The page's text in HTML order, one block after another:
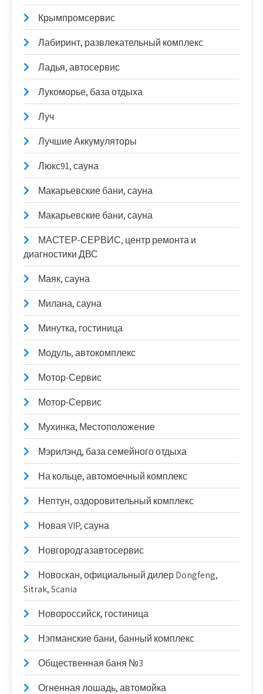
Крымпромсервис
Лабиринт, развлекательный комплекс
Ладья, автосервис
Лукоморье, база отдыха
Луч
Лучшие Аккумуляторы
Люкс91, сауна
Макарьевские бани, сауна
Макарьевские бани, сауна
МАСТЕР-СЕРВИС, центр ремонта и
диагностики ДВС
Маяк, сауна
Милана, сауна
Минутка, гостиница
Модуль, автокомплекс
Мотор-Сервис
Мотор-Сервис
Мухинка, Местоположение
Мэрилэнд, база семейного отдыха
На кольце, автомоечный комплекс
Нептун, оздоровительный комплекс
Новая VIP, сауна
Новгородгазавтосервис
Новоcкан, официальный дилер Dongfeng,
Sitrak, Scania
Новороссийск, гостиница
Нэпманские бани, банный комплекс
Общественная баня №3
Огненная лошадь, автомойка